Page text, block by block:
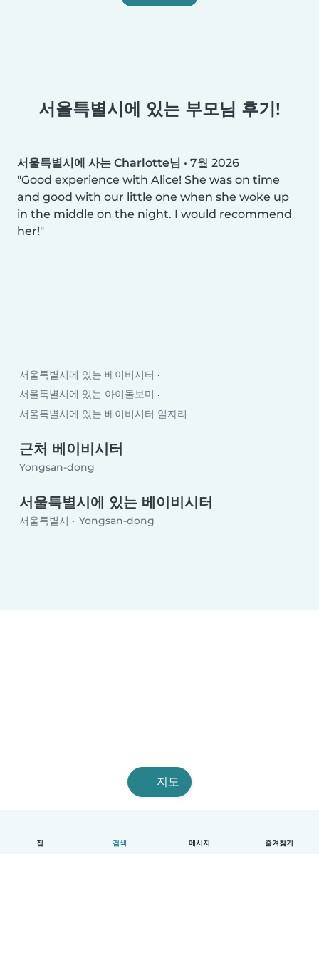
집 검색 메시지 즐겨찾기
서울특별시에 있는 부모님 후기!
서울특별시에 사는 Charlotte님 • 7월 2026
Good experience with Alice! She was on time
and good with our little one when she woke up
in the middle on the night. I would recommend
her!
서울특별시에 있는 베이비시터
서울특별시에 있는 아이돌보미
서울특별시에 있는 베이비시터 일자리
근처 베이비시터
Yongsan-dong
서울특별시에 있는 베이비시터
서울특별시 Yongsan-dong
지도